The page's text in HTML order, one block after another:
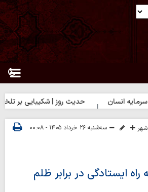
انسان حدیث روز | شکیبایی بر تلخی حق
سه‌شنبه ۲۶ خرداد ۱۴۰۵ - ۰۰:۰۸
راه ایستادگی در برابر ظلم